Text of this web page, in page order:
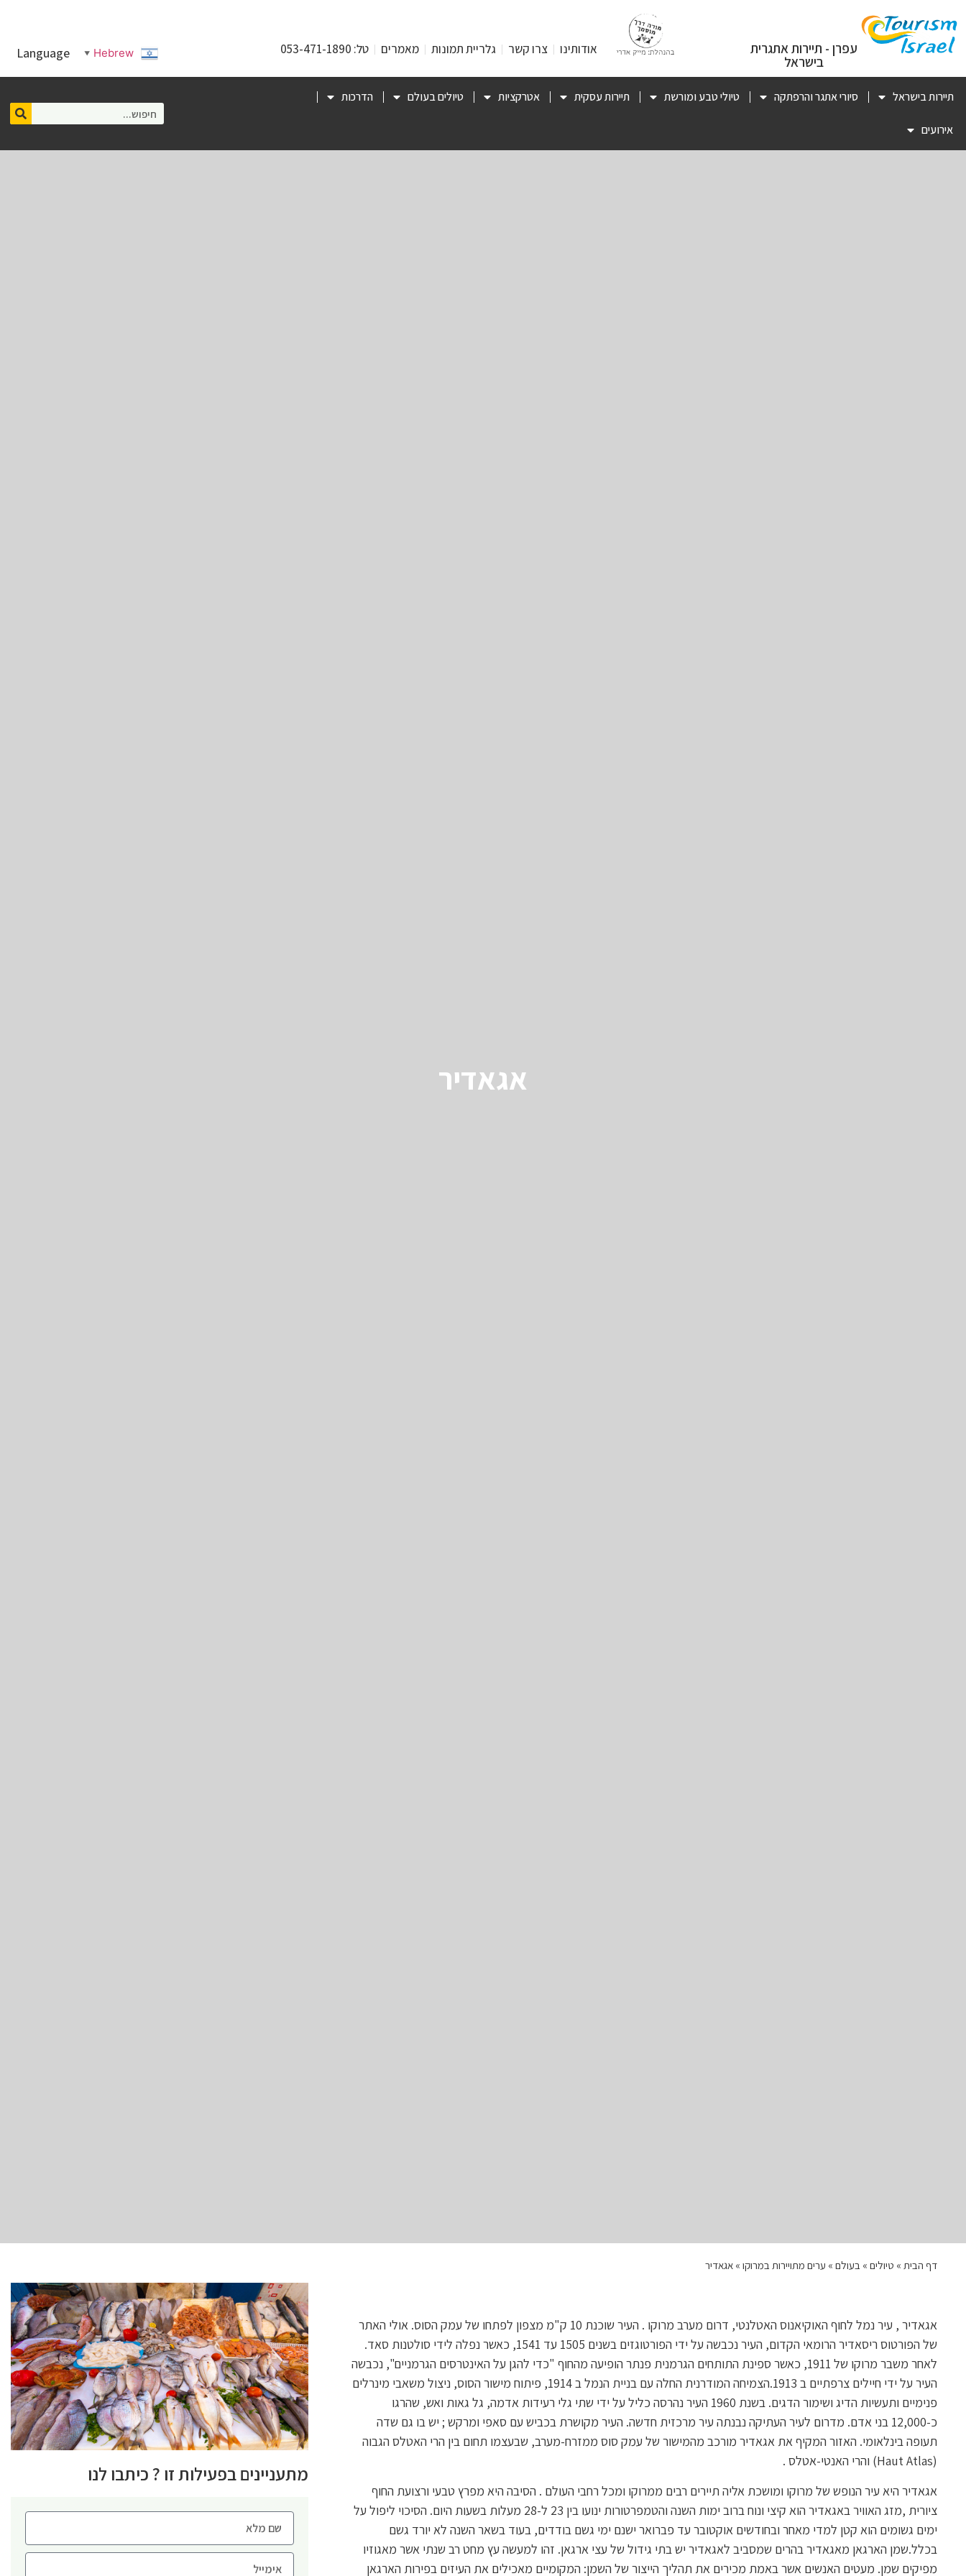
עפרן - תיירות אתגרית
בישראל
אודותינו צרו קשר גלריית תמונות מאמרים טל: 053-471-1890 Hebrew
▼
Language
תיירות בישראל סיורי אתגר והרפתקה טיולי טבע ומורשת תיירות עסקית אטרקציות טיולים בעולם הדרכות
אירועים
אגאדיר
דף הבית » טיולים » בעולם » ערים מתויירות במרוקו » אגאדיר
אגאדיר , עיר נמל לחוף האוקיאנוס האטלנטי, דרום מערב מרוקו . העיר שוכנת 10 ק"מ מצפון לפתחו של עמק הסוס. אולי האתר
של הפורטוס ריסאדיר הרומאי הקדום, העיר נכבשה על ידי הפורטוגזים בשנים 1505 עד 1541, כאשר נפלה לידי סולטנות סאד.
לאחר משבר מרוקו של 1911, כאשר ספינת התותחים הגרמנית פנתר הופיעה מהחוף "כדי להגן על האינטרסים הגרמניים", נכבשה
העיר על ידי חיילים צרפתיים ב 1913.הצמיחה המודרנית החלה עם בניית הנמל ב 1914, פיתוח מישור הסוס, ניצול משאבי מינרלים
פנימיים ותעשיות הדיג ושימור הדגים. בשנת 1960 העיר נהרסה כליל על ידי שתי גלי רעידות אדמה, גל גאות ואש, שהרגו
כ-12,000 בני אדם. מדרום לעיר העתיקה נבנתה עיר מרכזית חדשה. העיר מקושרת בכביש עם סאפי ומרקש ; יש בו גם שדה
תעופה בינלאומי. האזור המקיף את אגאדיר מורכב מהמישור של עמק סוס ממזרח-מערב, שבעצמו תחום בין הרי האטלס הגבוה
(Haut Atlas) והרי האנטי-אטלס .
אגאדיר היא עיר הנופש של מרוקו ומושכת אליה תיירים רבים ממרוקו ומכל רחבי העולם . הסיבה היא מפרץ טבעי ורצועת החוף
ציורית ,מזג האוויר באגאדיר הוא קיצי ונוח ברוב ימות השנה והטמפרטורות ינועו בין 23 ל-28 מעלות בשעות היום. הסיכוי ליפול על
ימים גשומים הוא קטן למדי מאחר ובחודשים אוקטובר עד פברואר ישנם ימי גשם בודדים, בעוד בשאר השנה לא יורד גשם
בכלל.שמן הארגאן מאגאדיר בהרים שמסביב לאגאדיר יש בתי גידול של עצי ארגאן. זהו למעשה עץ מחט רב שנתי אשר מאגוזיו
מפיקים שמן. מעטים האנשים אשר באמת מכירים את תהליך הייצור של השמן: המקומיים מאכילים את העיזים בפירות הארגאן
מתעניינים בפעילות זו ? כיתבו לנו